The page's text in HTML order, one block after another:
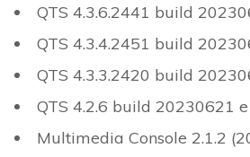
QTS 4.3.6.2441 build
QTS 4.3.4.2451 build
QTS 4.3.3.2420 build
QTS 4.2.6 build 20230621
Multimedia Console 2.1.2